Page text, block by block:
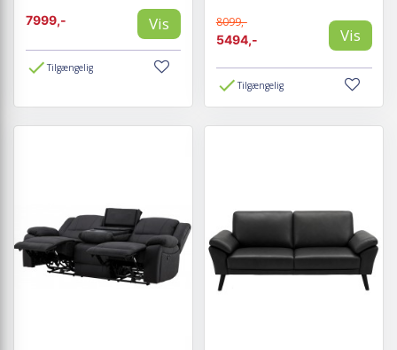
7999,- Vis
Tilgængelig
8099,-
5494,-
Vis
Tilgængelig